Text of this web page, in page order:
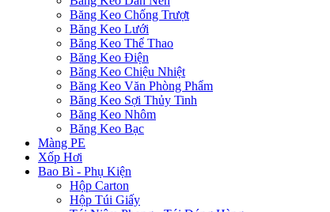
Băng Keo Chống Trượt
Băng Keo Lưới
Băng Keo Thể Thao
Băng Keo Điện
Băng Keo Chiệu Nhiệt
Băng Keo Văn Phòng Phẩm
Băng Keo Sợi Thủy Tinh
Băng Keo Nhôm
Băng Keo Bạc
Màng PE
Xốp Hơi
Bao Bì - Phụ Kiện
Hộp Carton
Hộp Túi Giấy